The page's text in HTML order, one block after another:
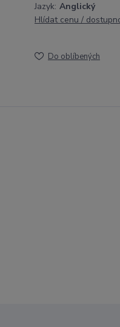
Jazyk: Anglický
Hlídat cenu /
Do oblíbených